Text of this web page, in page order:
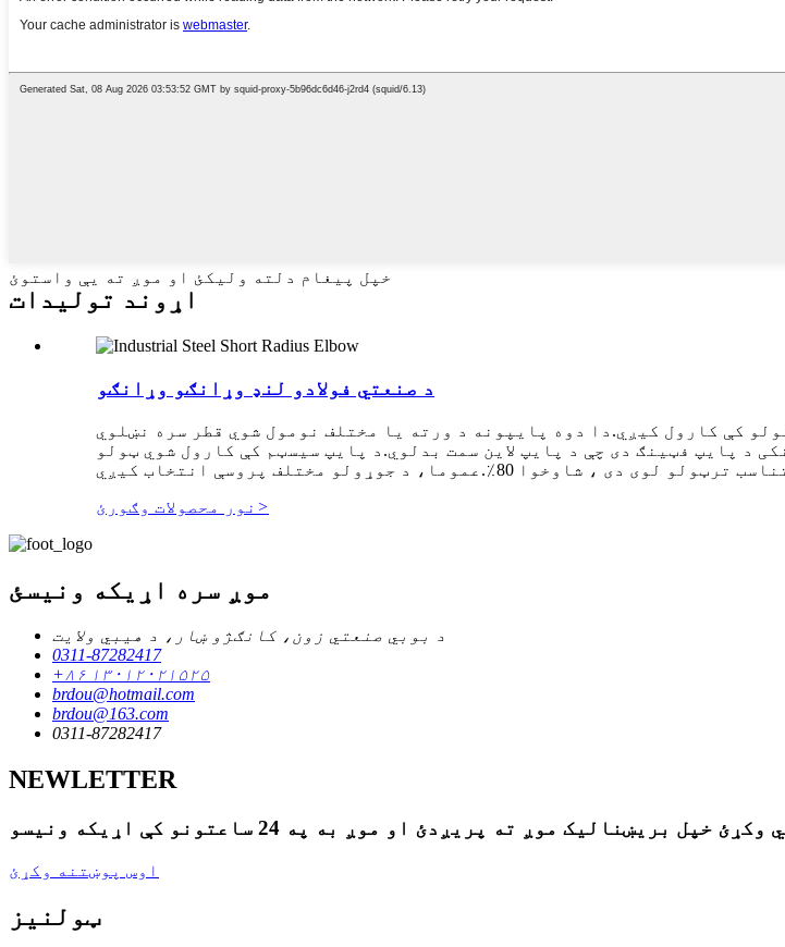
خپل پیغام دلته ولیکئ او موږ ته یې واستوئ
اړوند توليدات
د صنعتي فولادو لنډ وړانګو وړانګو
کې کارول کیږي.دا دوه پایپونه د ورته یا مختلف نومول شوي قطر سره نښلوي
د پایپ فټینګ دی چې د پایپ لاین سمت بدلوي.د پایپ سیسټم کې کارول شوي ټولو
نور محصولات وګورئ >
موږ سره اړیکه ونیسئ
د بوبي صنعتي زون، کانګژو ښار، د هیبي ولایت
0311-87282417
+۸۶ ۱۳۰۱۲۰۲۱۵۲۵
brdou@hotmail.com
brdou@163.com
0311-87282417
NEWLETTER
اوس پوښتنه وکړئ
ټولنیز